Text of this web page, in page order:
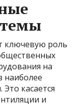
ключевую роль
на
наиболее
касается
и